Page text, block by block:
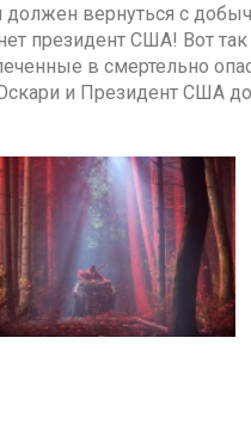
вернуться с
президент США! Вот
в смертельно
и Президент США